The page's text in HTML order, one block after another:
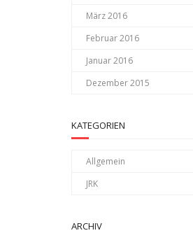
März 2016
Februar 2016
Januar 2016
Dezember 2015
KATEGORIEN
Allgemein
JRK
ARCHIV